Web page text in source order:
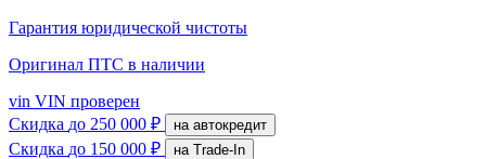
Гарантия юридической чистоты
Оригинал ПТС в наличии
vin VIN проверен
Скидка до 250 000 ₽ на автокредит
Скидка до 150 000 ₽
на Trade-In